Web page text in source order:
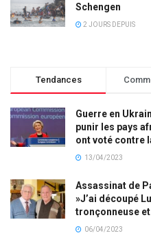
Schengen
2 JOURS DEPUIS
Tendances
Guerre en
punir les pays
ont voté contre
13/04/2023
Assassinat de
»J’ai découpé
tronçonneuse
06/04/2023